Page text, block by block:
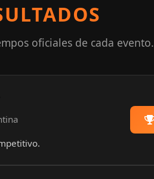
oficiales de cada evento.